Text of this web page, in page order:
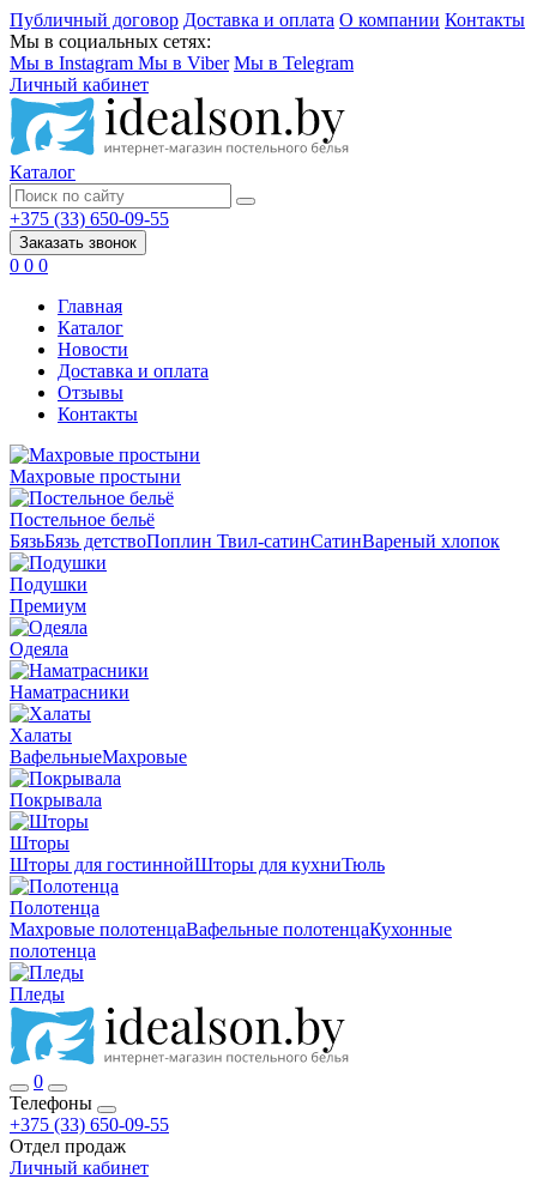
Публичный договор Доставка и оплата О компании Контакты
Мы в социальных сетях:
Мы в Instagram Мы в Viber Мы в Telegram
Личный кабинет
Каталог
+375 (33) 650-09-55
Заказать звонок
0 0 0
Главная
Каталог
Новости
Доставка и оплата
Отзывы
Контакты
Махровые простыни
Постельное бельё
БязьБязь детствоПоплин Твил-сатинСатинВареный хлопок
Подушки
Премиум
Одеяла
Наматрасники
Халаты
ВафельныеМахровые
Покрывала
Шторы
Шторы для гостиннойШторы для кухниТюль
Полотенца
Махровые полотенцаВафельные полотенцаКухонные
полотенца
Пледы
0
Телефоны
+375 (33) 650-09-55
Отдел продаж
Личный кабинет